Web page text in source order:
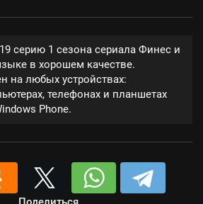
серию 1 сезона сериала Финес и
в хорошем качестве.
на любых устройствах:
телефонах и планшетах
Phone.